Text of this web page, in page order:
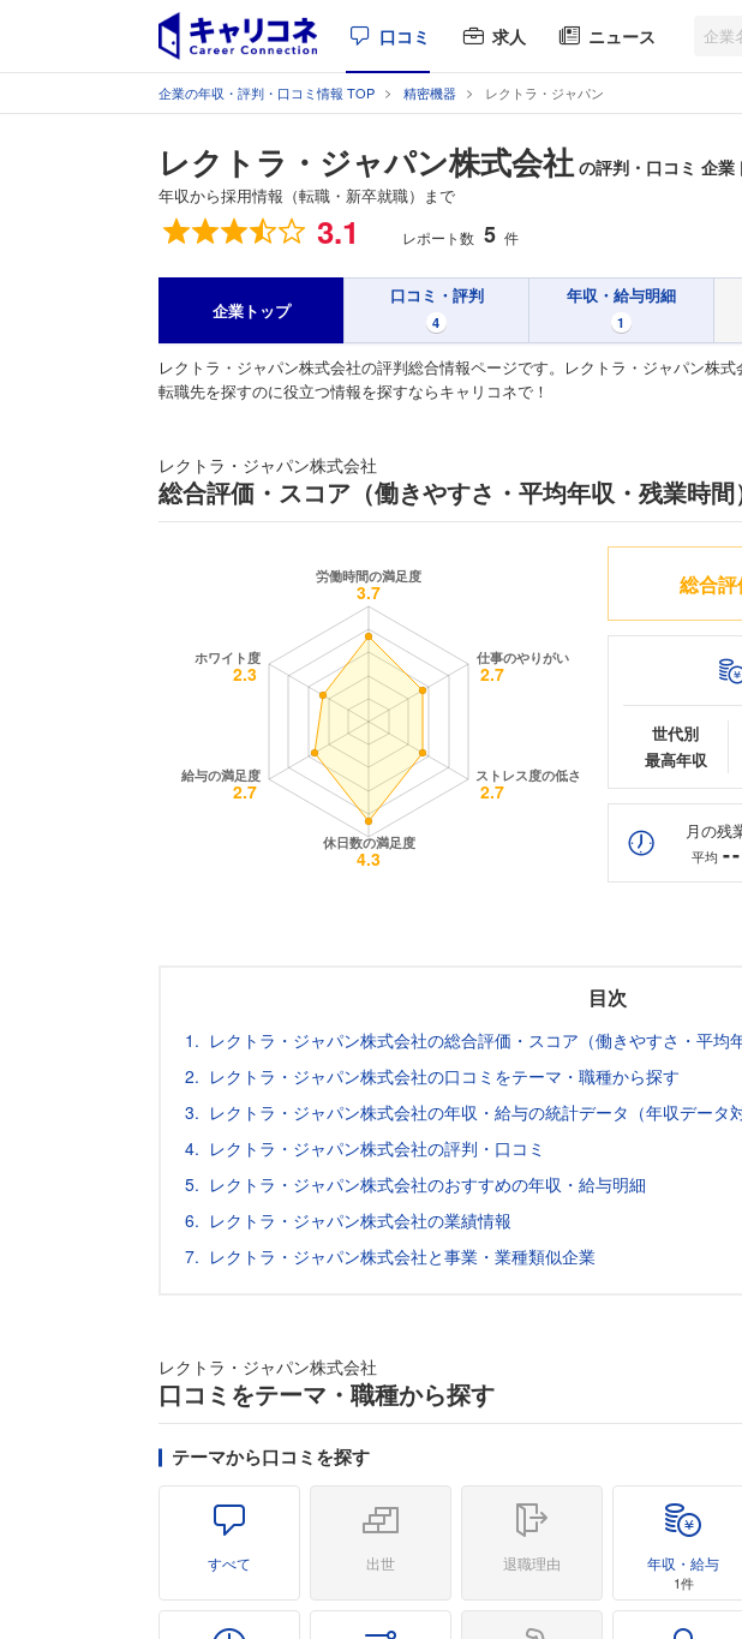
口コミ 求人 ニュース
企業の年収・評判・口コミ情報 TOP 精密機器 レクトラ・ジャパン
レクトラ・ジャパン株式会社 の評判・口コミ 企業
年収から採用情報（転職・新卒就職）まで
総合評価 3.1 レポート数 5 件
企業トップ
口コミ・評判
4
年収・給与明細
1
レクトラ・ジャパン株式会社の評判総合情報ページです。レクトラ・ジャパン株
転職先を探すのに役立つ情報を探すならキャリコネで！
レクトラ・ジャパン株式会社
総合評価・スコア（働きやすさ・平均年収・残業時間
総合評
世代別
最高年収
月の残
平均 --
目次
レクトラ・ジャパン株式会社の総合評価・スコア（働きやすさ・平均
レクトラ・ジャパン株式会社の口コミをテーマ・職種から探す
レクトラ・ジャパン株式会社の年収・給与の統計データ（年収データ
レクトラ・ジャパン株式会社の評判・口コミ
レクトラ・ジャパン株式会社のおすすめの年収・給与明細
レクトラ・ジャパン株式会社の業績情報
レクトラ・ジャパン株式会社と事業・業種類似企業
レクトラ・ジャパン株式会社
口コミをテーマ・職種から探す
テーマから口コミを探す
すべて 出世 退職理由 年収・給与
1件